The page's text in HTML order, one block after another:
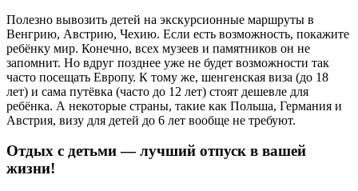
Полезно вывозить детей на экскурсионные маршруты в
Венгрию, Австрию, Чехию. Если есть возможность, покажите
ребёнку мир. Конечно, всех музеев и памятников он не
запомнит. Но вдруг позднее уже не будет возможности так
часто посещать Европу. К тому же, шенгенская виза (до 18
лет) и сама путёвка (часто до 12 лет) стоят дешевле для
ребёнка. А некоторые страны, такие как Польша, Германия и
Австрия, визу для детей до 6 лет вообще не требуют.
Отдых с детьми — лучший отпуск в вашей
жизни!